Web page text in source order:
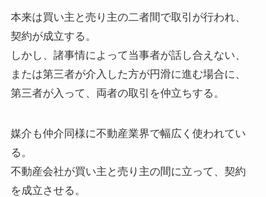
本来は買い主と売り主の二者間で取引が行われ、
契約が成立する。
しかし、諸事情によって当事者が話し合えない、
または第三者が介入した方が円滑に進む場合に、
第三者が入って、両者の取引を仲立ちする。
媒介も仲介同様に不動産業界で幅広く使われてい
る。
不動産会社が買い主と売り主の間に立って、契約
を成立させる。